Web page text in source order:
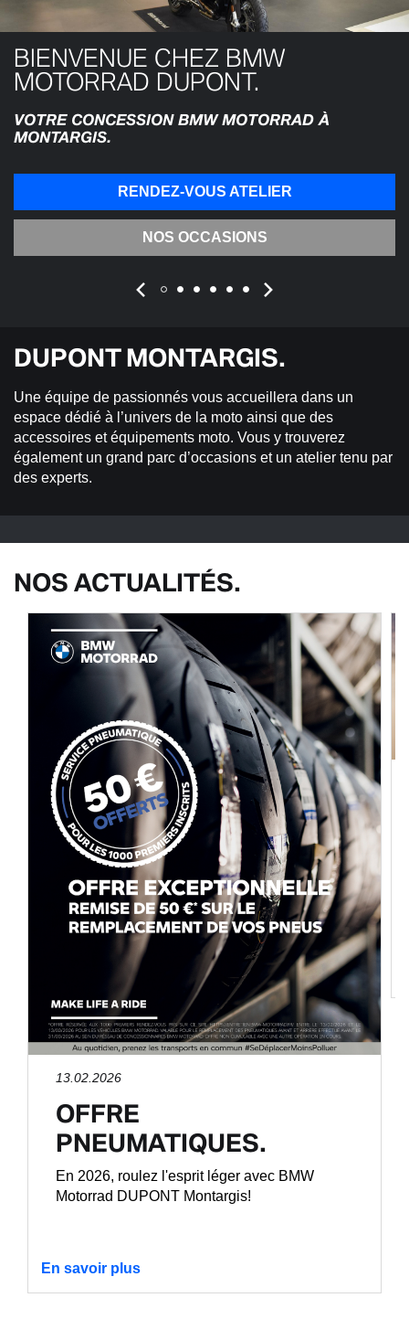
BIENVENUE CHEZ BMW
MOTORRAD DUPONT.
VOTRE CONCESSION BMW MOTORRAD À
MONTARGIS.
RENDEZ-VOUS ATELIER
NOS OCCASIONS
DUPONT MONTARGIS.
Une équipe de passionnés vous accueillera dans un
espace dédié à l’univers de la moto ainsi que des
accessoires et équipements moto. Vous y trouverez
également un grand parc d’occasions et un atelier tenu par
des experts.
NOS ACTUALITÉS.
13.02.2026
OFFRE
PNEUMATIQUES.
En 2026, roulez l'esprit léger avec BMW
Motorrad DUPONT Montargis!
En savoir plus